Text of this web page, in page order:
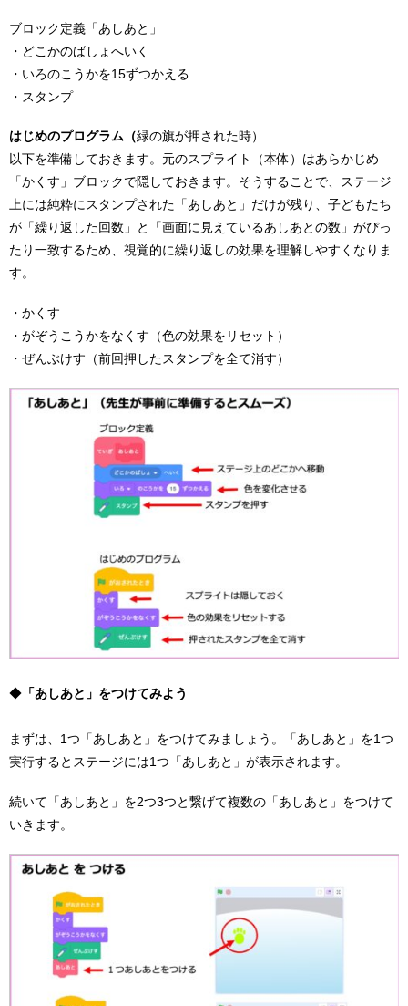
ブロック定義「あしあと」
・どこかのばしょへいく
・いろのこうかを15ずつかえる
・スタンプ
はじめのプログラム（緑の旗が押された時）
以下を準備しておきます。元のスプライト（本体）はあらかじめ
「かくす」ブロックで隠しておきます。そうすることで、ステージ
上には純粋にスタンプされた「あしあと」だけが残り、子どもたち
が「繰り返した回数」と「画面に見えているあしあとの数」がぴっ
たり一致するため、視覚的に繰り返しの効果を理解しやすくなりま
す。
・かくす
・がぞうこうかをなくす（色の効果をリセット）
・ぜんぶけす（前回押したスタンプを全て消す）
◆ 「あしあと」をつけてみよう
まずは、1つ「あしあと」をつけてみましょう。「あしあと」を1つ
実行するとステージには1つ「あしあと」が表示されます。
続いて「あしあと」を2つ3つと繋げて複数の「あしあと」をつけて
いきます。